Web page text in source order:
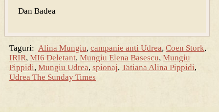
Dan Badea
Taguri: Alina Mungiu, campanie anti Udrea, Coen Stork,
IRIR, MI6 Deletant, Mungiu Elena Basescu, Mungiu
Pippidi, Mungiu Udrea, spionaj, Tatiana Alina Pippidi,
Udrea The Sunday Times